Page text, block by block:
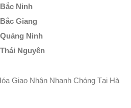
Ninh
Giang
Ninh
Nguyên